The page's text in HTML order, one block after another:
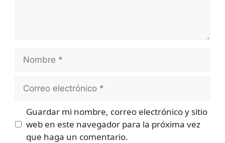
electrónico
Guardar mi nombre, correo electrónico y sitio
web en este navegador para la próxima vez
que haga un comentario.